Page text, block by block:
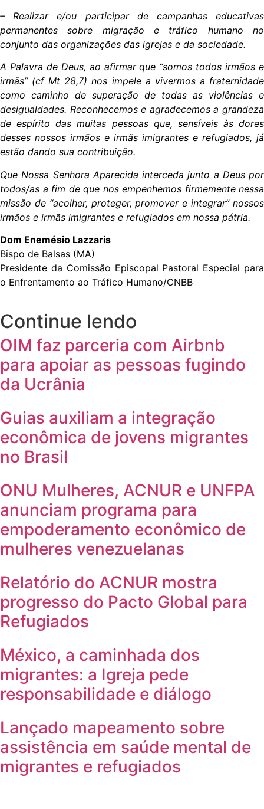
– Realizar e/ou participar de campanhas educativas
permanentes sobre migração e tráfico humano no
conjunto das organizações das igrejas e da sociedade.
A Palavra de Deus, ao afirmar que “somos todos irmãos e
irmãs” (cf Mt 28,7) nos impele a vivermos a fraternidade
como caminho de superação de todas as violências e
desigualdades. Reconhecemos e agradecemos a grandeza
de espírito das muitas pessoas que, sensíveis às dores
desses nossos irmãos e irmãs imigrantes e refugiados, já
estão dando sua contribuição.
Que Nossa Senhora Aparecida interceda junto a Deus por
todos/as a fim de que nos empenhemos firmemente nessa
missão de “acolher, proteger, promover e integrar” nossos
irmãos e irmãs imigrantes e refugiados em nossa pátria.
Dom Enemésio Lazzaris
Bispo de Balsas (MA)
Presidente da Comissão Episcopal Pastoral Especial para
o Enfrentamento ao Tráfico Humano/CNBB
Continue lendo
OIM faz parceria com Airbnb
para apoiar as pessoas fugindo
da Ucrânia
Guias auxiliam a integração
econômica de jovens migrantes
no Brasil
ONU Mulheres, ACNUR e UNFPA
anunciam programa para
empoderamento econômico de
mulheres venezuelanas
Relatório do ACNUR mostra
progresso do Pacto Global para
Refugiados
México, a caminhada dos
migrantes: a Igreja pede
responsabilidade e diálogo
Lançado mapeamento sobre
assistência em saúde mental de
migrantes e refugiados